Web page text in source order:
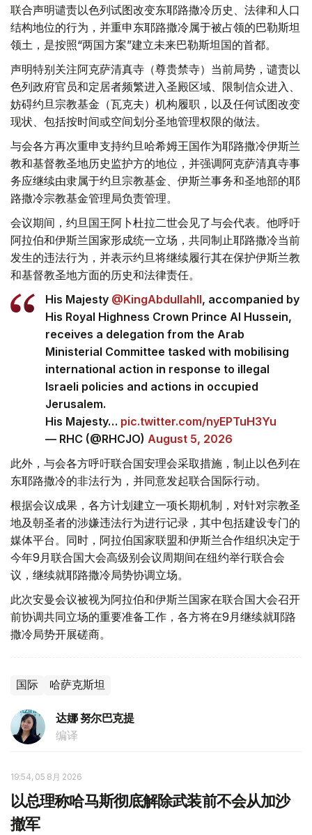
联合声明谴责以色列试图改变东耶路撒冷历史、法律和人口
结构地位的行为，并重申东耶路撒冷属于被占领的巴勒斯坦
领土，是按照“两国方案”建立未来巴勒斯坦国的首都。
声明特别关注阿克萨清真寺（尊贵禁寺）当前局势，谴责以
色列政府官员和定居者频繁进入圣殿区域、限制信众进入、
妨碍约旦宗教基金（瓦克夫）机构履职，以及任何试图改变
现状、包括按时间或空间划分圣地管理权限的做法。
与会各方再次重申支持约旦哈希姆王国作为耶路撒冷伊斯兰
教和基督教圣地历史监护方的地位，并强调阿克萨清真寺事
务应继续由隶属于约旦宗教基金、伊斯兰事务和圣地部的耶
路撒冷宗教基金管理局负责管理。
会议期间，约旦国王阿卜杜拉二世会见了与会代表。他呼吁
阿拉伯和伊斯兰国家形成统一立场，共同制止耶路撒冷当前
发生的违法行为，并表示约旦将继续履行其在保护伊斯兰教
和基督教圣地方面的历史和法律责任。
His Majesty @KingAbdullahII, accompanied by
His Royal Highness Crown Prince Al Hussein,
receives a delegation from the Arab
Ministerial Committee tasked with mobilising
international action in response to illegal
Israeli policies and actions in occupied
Jerusalem.
His Majesty… pic.twitter.com/nyEPTuH3Yu
— RHC (@RHCJO) August 5, 2026
此外，与会各方呼吁联合国安理会采取措施，制止以色列在
东耶路撒冷的非法行为，并同意发起联合国际行动。
根据会议成果，各方计划建立一项长期机制，对针对宗教圣
地及朝圣者的涉嫌违法行为进行记录，其中包括建设专门的
媒体平台。同时，阿拉伯国家联盟和伊斯兰合作组织决定于
今年9月联合国大会高级别会议周期间在纽约举行联合会
议，继续就耶路撒冷局势协调立场。
此次安曼会议被视为阿拉伯和伊斯兰国家在联合国大会召开
前协调共同立场的重要准备工作，各方将在9月继续就耶路
撒冷局势开展磋商。
国际 哈萨克斯坦
达娜 努尔巴克提
编译
19:54, 05 8月 2026
以总理称哈马斯彻底解除武装前不会从加沙
撤军